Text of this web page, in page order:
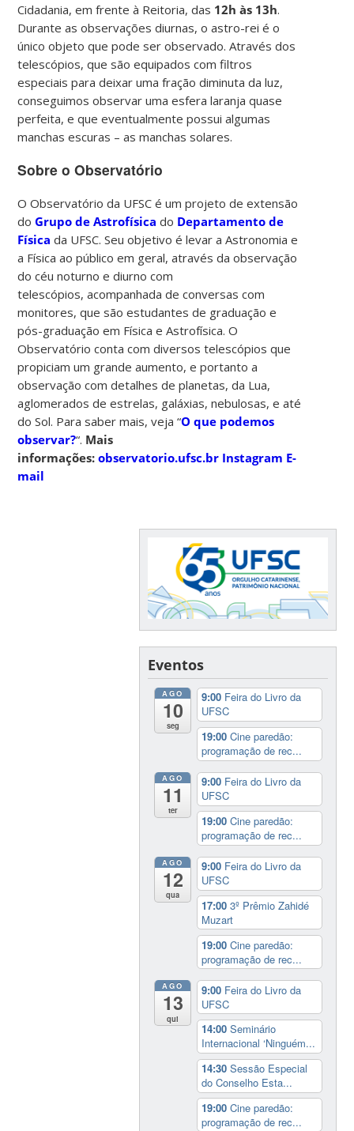
Cidadania, em frente à Reitoria, das 12h às 13h.
Durante as observações diurnas, o astro-rei é o
único objeto que pode ser observado. Através dos
telescópios, que são equipados com filtros
especiais para deixar uma fração diminuta da luz,
conseguimos observar uma esfera laranja quase
perfeita, e que eventualmente possui algumas
manchas escuras – as manchas solares.
Sobre o Observatório
O Observatório da UFSC é um projeto de extensão
doGrupo de Astrofísicado Departamento de
Física da UFSC. Seu objetivo é levar a Astronomia e
a Física ao público em geral, através da observação
do céu noturno e diurno com
telescópios, acompanhada de conversas com
monitores, que são estudantes de graduação e
pós-graduação em Física e Astrofísica. O
Observatório conta com diversos telescópios que
propiciam um grande aumento, e portanto a
observação com detalhes de planetas, da Lua,
aglomerados de estrelas, galáxias, nebulosas, e até
do Sol. Para saber mais, veja “O que podemos
observar?“. Mais
informações: observatorio.ufsc.br Instagram E-
mail
Eventos
AGO
10
seg
9:00 Feira do Livro da
UFSC
19:00Cine paredão:
programação de rec...
AGO
11
ter
9:00 Feira do Livro da
UFSC
19:00Cine paredão:
programação de rec...
AGO
12
qua
9:00 Feira do Livro da
UFSC
17:003º Prêmio Zahidé
Muzart
19:00Cine paredão:
programação de rec...
AGO
13
qui
9:00 Feira do Livro da
UFSC
14:00Seminário
Internacional ‘Ninguém...
14:30Sessão Especial
do Conselho Esta...
19:00Cine paredão:
programação de rec...